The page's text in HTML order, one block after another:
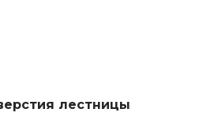
лестницы